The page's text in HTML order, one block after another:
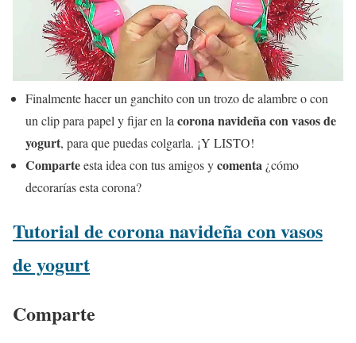
Finalmente hacer un ganchito con un trozo de alambre o con
un clip para papel y fijar en la corona navideña con vasos de
yogurt, para que puedas colgarla. ¡Y LISTO!
Comparteesta idea con tus amigos ycomenta ¿cómo
decorarías esta corona?
Tutorial de corona navideña con vasos
de yogurt
Comparte